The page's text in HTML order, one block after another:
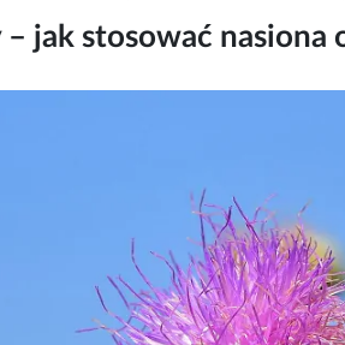
jak stosować nasiona